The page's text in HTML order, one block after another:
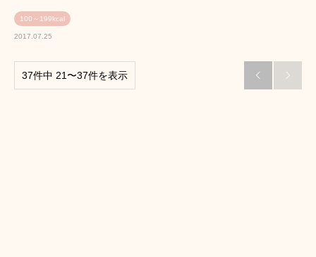
100～199kcal
2017.07.25
37件中 21〜37件を表示  